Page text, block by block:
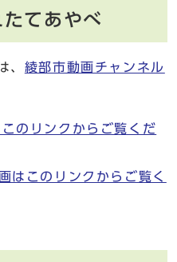
てあやべ
、 綾部市動画チャンネル
のリンクからご覧くだ
このリンクからご覧く